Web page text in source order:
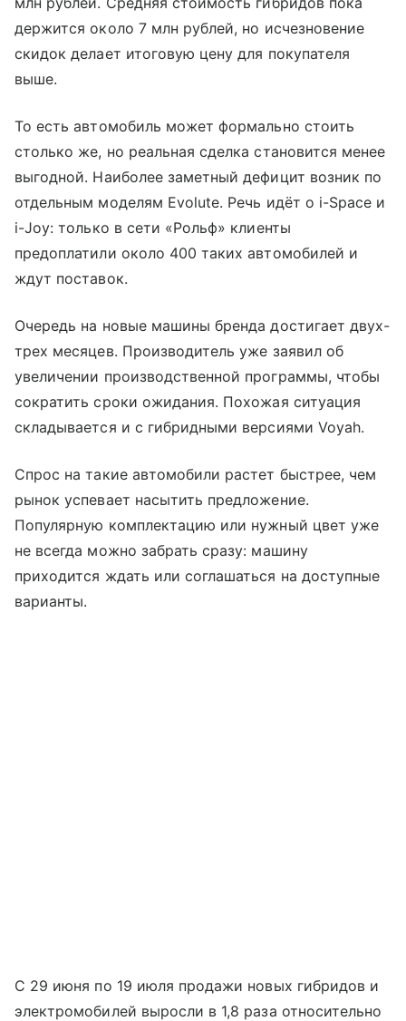
держится около 7 млн рублей, но исчезновение
скидок делает итоговую цену для покупателя
выше.
То есть автомобиль может формально стоить
столько же, но реальная сделка становится менее
выгодной. Наиболее заметный дефицит возник по
отдельным моделям Evolute. Речь идёт о i-Space и
i-Joy: только в сети «Рольф» клиенты
предоплатили около 400 таких автомобилей и
ждут поставок.
Очередь на новые машины бренда достигает двух-
трех месяцев. Производитель уже заявил об
увеличении производственной программы, чтобы
сократить сроки ожидания. Похожая ситуация
складывается и с гибридными версиями Voyah.
Спрос на такие автомобили растет быстрее, чем
рынок успевает насытить предложение.
Популярную комплектацию или нужный цвет уже
не всегда можно забрать сразу: машину
приходится ждать или соглашаться на доступные
варианты.
С 29 июня по 19 июля продажи новых гибридов и
электромобилей выросли в 1,8 раза относительно